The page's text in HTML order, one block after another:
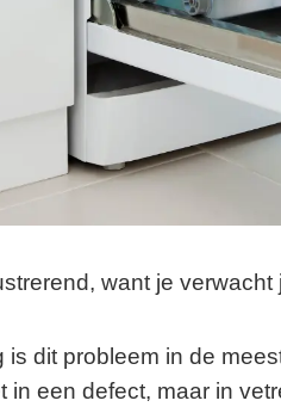
want je
is dit probleem in de
in een defect, maar in